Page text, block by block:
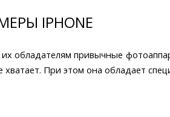
IPHONE
обладателям привычные
хватает. При этом она обладает